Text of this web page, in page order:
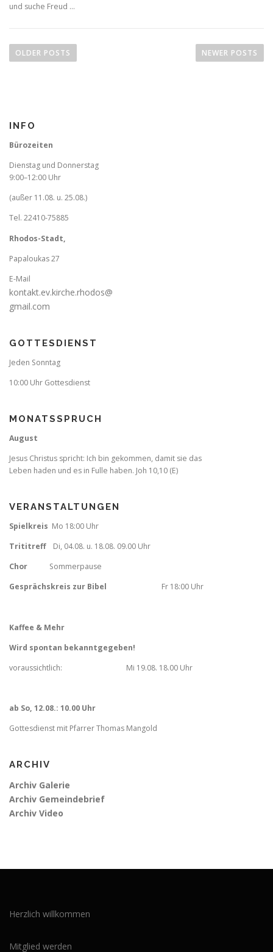
und suche Freud …
o
a
v
i
g
a
o
n
OLDER POSTS NEWER POSTS
INFO
Bürozeiten
Dienstag und Donnerstag
9:00–12:00 Uhr
(außer 11.08. u. 25.08.)
Tel. 22410-75885
Rhodos-Stadt,
Papaloukas 27
E-Mail
kontakt.ev.kirche.rhodos@
gmail.com
GOTTESDIENST
Jeden Sonntag
10:00 Uhr Gottesdienst
MONATSSPRUCH
August
Jesus Christus spricht: Ich bin gekommen, damit sie das
Leben haden und es in Fulle haben. Joh 10,10 (E)
VERANSTALTUNGEN
Spielkreis Mo 18:00 Uhr
TrititreffDi, 04.08. u. 18.08. 09.00 Uhr
Chor Sommerpause
Gesprächskreis zur Bibel Fr 18:00 Uhr
Kaffee & Mehr
Wird spontan bekanntgegeben!
voraussichtlich: Mi 19.08. 18.00 Uhr
ab So, 12.08.: 10.00 Uhr
Gottesdienst mit Pfarrer Thomas Mangold
ARCHIV
Archiv Galerie
Archiv Gemeindebrief
Archiv Video
Herzlich willkommen
Mitglied werden